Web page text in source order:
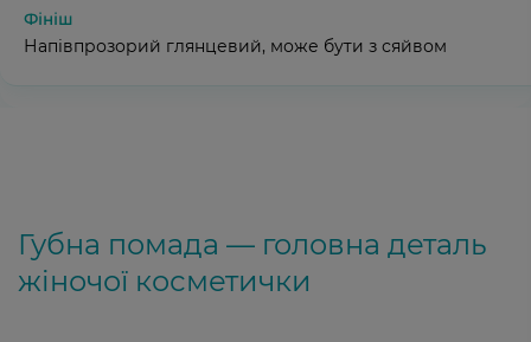
Напівпрозорий глянцевий, може бути з сяйвом
Губна помада — головна деталь
жіночої косметички